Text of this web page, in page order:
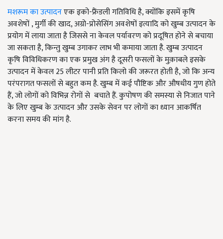
मशरूम का उत्पादनएक इको-फ्रैंडली गतिविधि है, क्योंकि इसमें कृषि
अवशेषों , मुर्गी की खाद, अग्रो-प्रोसेसिंग अवशेषों इत्यादि को खुम्ब उत्पादन के
प्रयोग में लाया जाता है जिससे ना केवल पर्यावरण को प्रदूषित होने से बचाया
जा सकता है, किन्तु खुम्ब उगाकर लाभ भी कमाया जाता है. खुम्ब उत्पादन
कृषि विविधिकरण का एक प्रमुख अंग है दूसरी फसलों के मुक़ाबले इसके
उत्पादन में केवल 25 लीटर पानी प्रति किलो की जरूरत होती है, जो कि अन्य
परंपरागत फसलों से बहुत कम है. खुम्ब में कई पौष्टिक और औषधीय गुण होते
हैं, जो लोगों को विभिन्न रोगों से बचाते हैं. कुपोषण की समस्या से निजात पाने
के लिए खुम्ब के उत्पादन और उसके सेवन पर लोगों का ध्यान आकर्षित
करना समय की मांग है.